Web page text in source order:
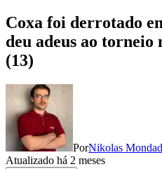
Coxa foi derrotado
deu adeus ao
(13)
PorNikolas
Atualizado há 2 meses